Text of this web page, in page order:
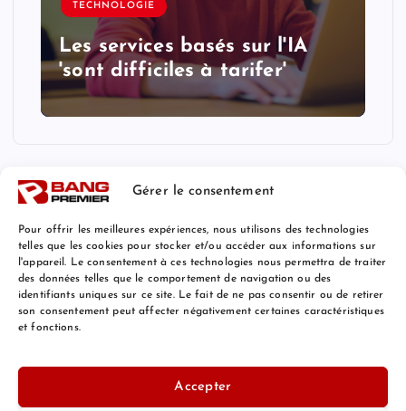
Gérer le consentement
Pour offrir les meilleures expériences, nous utilisons des technologies
telles que les cookies pour stocker et/ou accéder aux informations sur
l'appareil. Le consentement à ces technologies nous permettra de traiter
des données telles que le comportement de navigation ou des
identifiants uniques sur ce site. Le fait de ne pas consentir ou de retirer
son consentement peut affecter négativement certaines caractéristiques
et fonctions.
Accepter
TECHNOLOGIE
Les services basés sur l'IA
'sont difficiles à tarifer'
Mentions Légales